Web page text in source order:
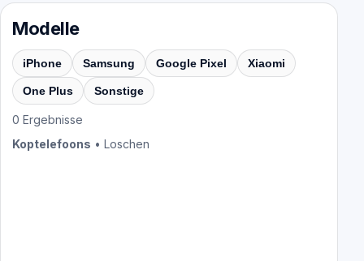
Modelle
iPhone Samsung Google Pixel Xiaomi
One Plus Sonstige
0 Ergebnisse
Koptelefoons • Loschen